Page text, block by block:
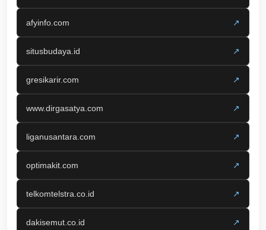
afyinfo.com ↗
situsbudaya.id ↗
gresikarir.com ↗
www.dirgasatya.com ↗
liganusantara.com ↗
optimakit.com ↗
telkomtelstra.co.id ↗
dakisemut.co.id ↗